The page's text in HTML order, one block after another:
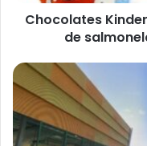
países
Chocolates
de
Policial
perde
controle
de
carro